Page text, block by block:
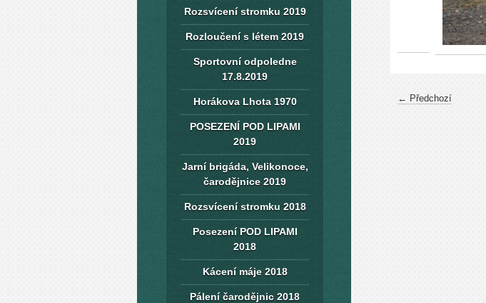
← Předchozí
Rozsvícení stromku 2019
Rozloučení s létem 2019
Sportovní odpoledne
17.8.2019
Horákova Lhota 1970
POSEZENÍ POD LIPAMI
2019
Jarní brigáda, Velikonoce,
čarodějnice 2019
Rozsvícení stromku 2018
Posezení POD LIPAMI
2018
Kácení máje 2018
Pálení čarodějnic 2018